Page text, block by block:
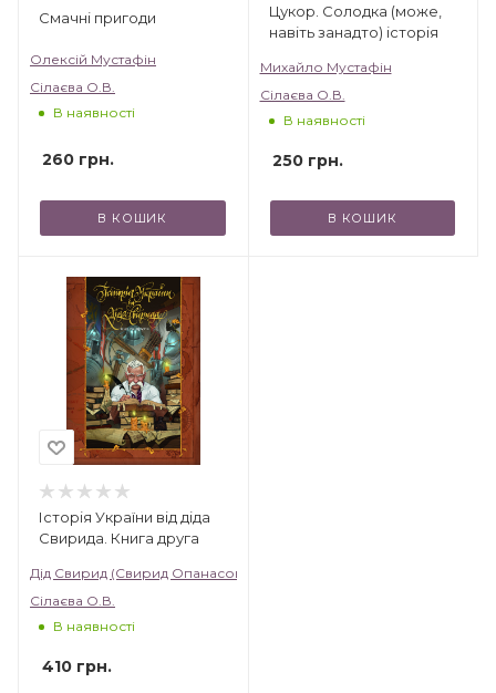
Смачні пригоди
Олексій Мустафін
Сілаєва О.В.
В наявності
260 грн.
В КОШИК
Цукор. Солодка (може,
навіть занадто) історія
Михайло Мустафін
Сілаєва О.В.
В наявності
250грн.
В КОШИК
Історія України від діда
Свирида. Книга друга
Дід Свирид (Свирид Опанасович)
Сілаєва О.В.
В наявності
410 грн.